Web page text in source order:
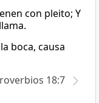
con pleito; Y
boca, causa
18:7